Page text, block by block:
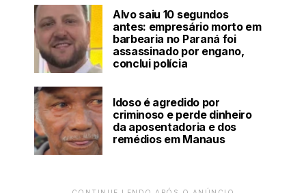
Alvo saiu 10 segundos
antes: empresário morto em
barbearia no Paraná foi
assassinado por engano,
conclui polícia
Idoso é agredido por
criminoso e perde dinheiro
da aposentadoria e dos
remédios em Manaus